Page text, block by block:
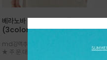
베라노바 심플 VN13 코튼탑
(3color)*썸머 바이오 강연/ 스판 너
더더기 없이 깔끔한 무드가 매력적인
VN13 코튼 티셔츠
md강력추천 2026 신상품 ★한정 대박 세일
★ 주.문.대.폭.주 - 전컬러 인기~순차발송중